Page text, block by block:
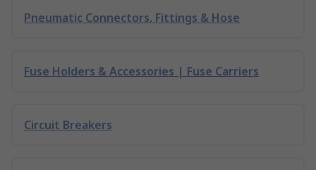
Pneumatic Connectors, Fittings & Hose
Fuse Holders & Accessories | Fuse Carriers
Circuit Breakers